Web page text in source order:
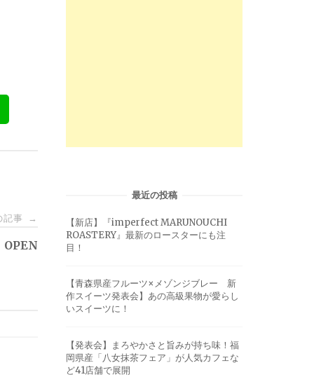
記事 →
OPEN
最近の投稿
【新店】『imperfect MARUNOUCHI
ROASTERY』最新のロースターにも注
目！
【青森県産フルーツ×メゾンジブレー 新
作スイーツ発表会】あの高級果物が愛らし
いスイーツに！
【発表会】まろやかさと旨みが持ち味！福
岡県産「八女抹茶フェア」が人気カフェな
ど41店舗で展開